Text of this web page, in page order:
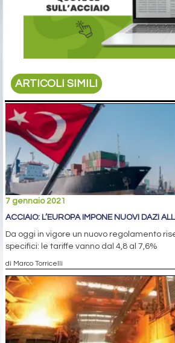
ARTICOLI SIMILI
7 gennaio 2021
ACCIAIO: L’EUROPA IMPONE NUOVI DAZI
Da oggi in vigore un nuovo regolamento
specifici: le tariffe vanno dal 4,8 al 7,6%
di Marco Torricelli